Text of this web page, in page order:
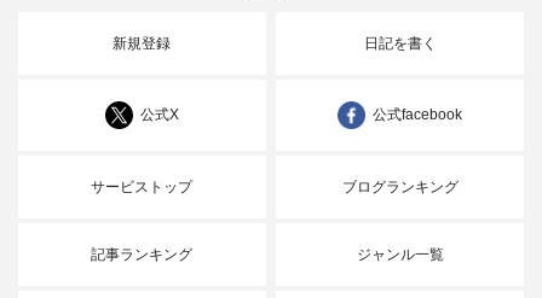
新規登録 日記を書く
公式X 公式facebook
サービストップ ブログランキング
記事ランキング ジャンル一覧